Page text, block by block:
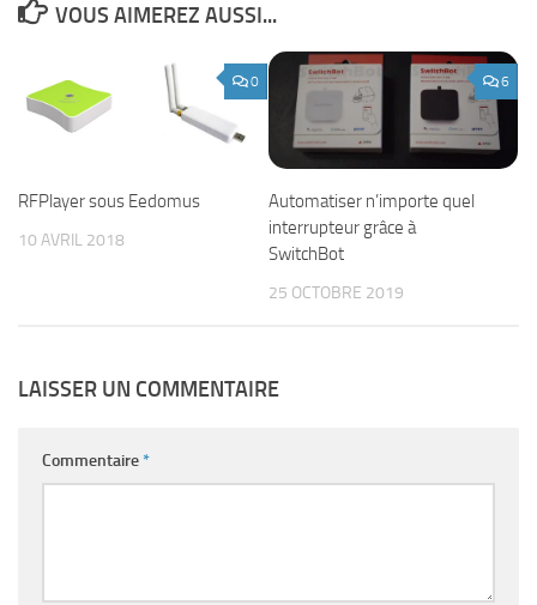
VOUS AIMEREZ AUSSI...
0
RFPlayer sous Eedomus
10 AVRIL 2018
6
Automatiser n’importe quel
interrupteur grâce à
SwitchBot
25 OCTOBRE 2019
LAISSER UN COMMENTAIRE
Commentaire*